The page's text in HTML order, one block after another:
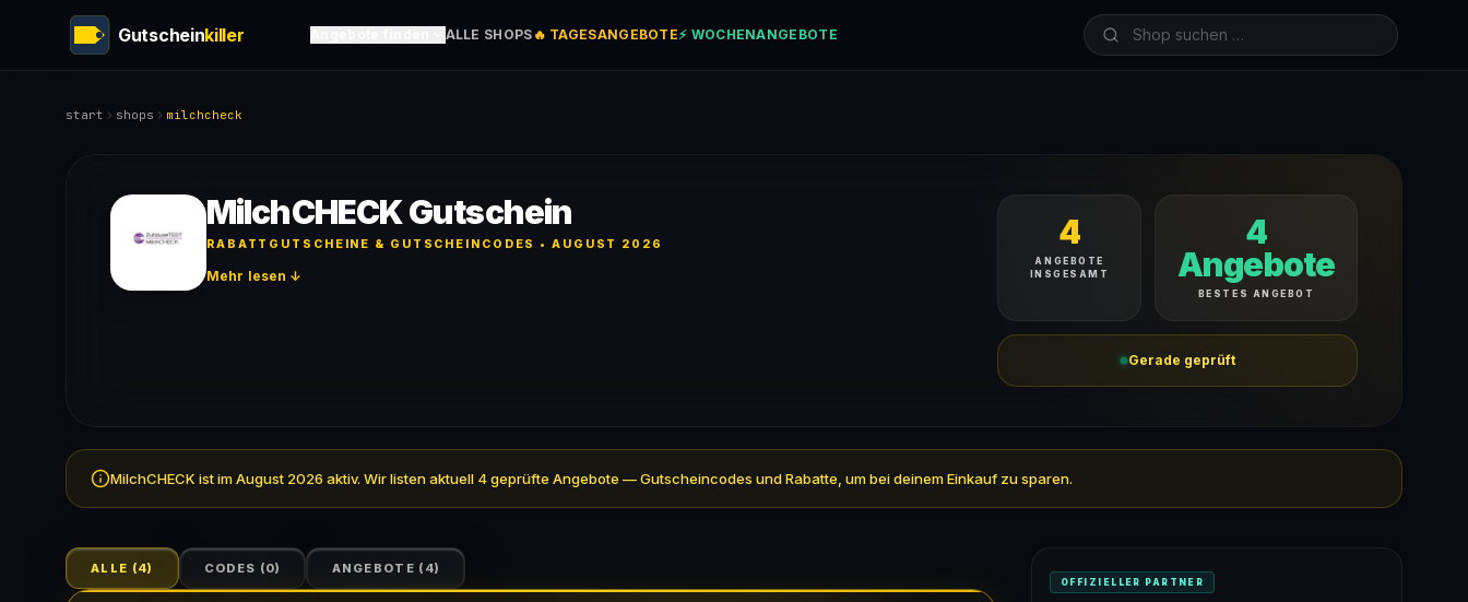
Gutscheinkiller ALLE SHOPS 🔥 TAGESANGEBOTE⚡ WOCHENANGEBOTE
start shops milchcheck
MilchCHECK Gutschein
RABATTGUTSCHEINE & GUTSCHEINCODES • AUGUST 2026
Mehr lesen ↓
4
ANGEBOTE
INSGESAMT
4
Angebote
BESTES ANGEBOT
Gerade geprüft
MilchCHECK ist im August 2026 aktiv. Wir listen aktuell 4 geprüfte Angebote — Gutscheincodes und Rabatte, um bei deinem Einkauf zu sparen.
ALLE (4) CODES (0) ANGEBOTE ( 4)
OFFIZIELLER PARTNER